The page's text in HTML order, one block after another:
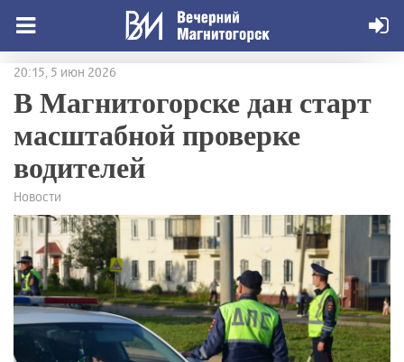
20:15, 5 июн 2026
В Магнитогорске дан старт
масштабной проверке
водителей
Новости